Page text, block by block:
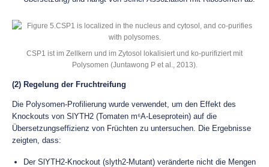
CSP1 ist im Zellkern und im Zytosol lokalisiert und ko-purifiziert mit
Polysomen (Juntawong P et al., 2013).
(2) Regelung der Fruchtreifung
Die Polysomen-Profilierung wurde verwendet, um den Effekt des
Knockouts von SlYTH2 (Tomaten m⁶A-Leseprotein) auf die
Übersetzungseffizienz von Früchten zu untersuchen. Die Ergebnisse
zeigten, dass:
Der SlYTH2-Knockout (slyth2-Mutant) veränderte nicht die Mengen